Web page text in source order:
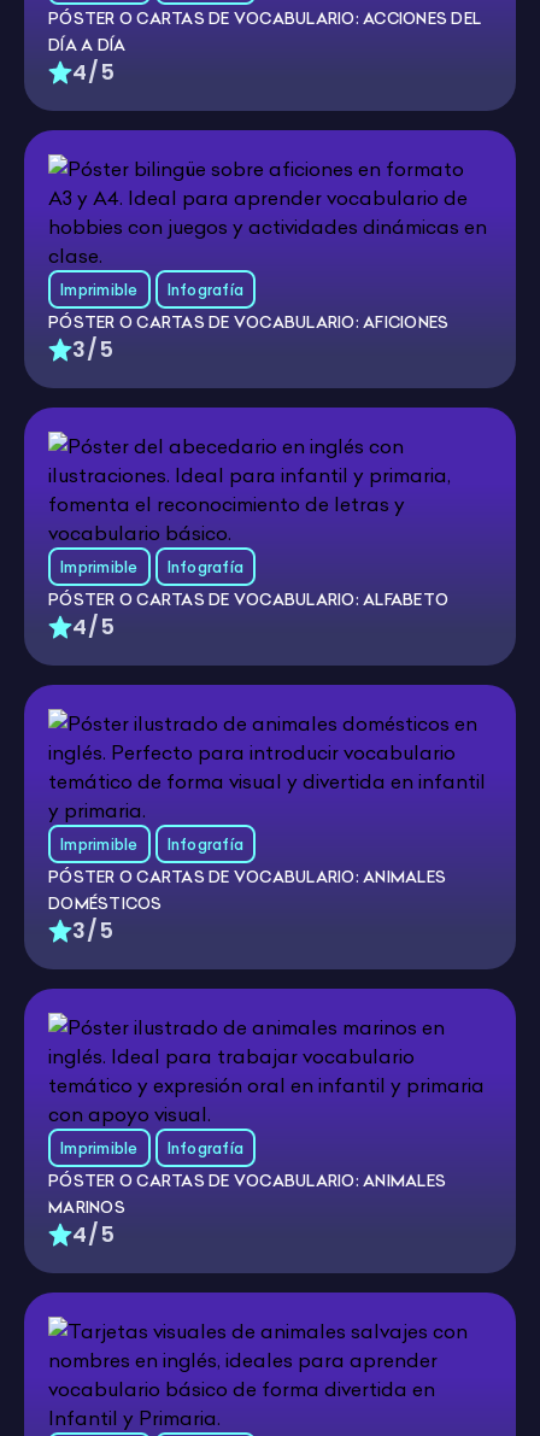
PÓSTER O CARTAS DE VOCABULARIO: ACCIONES DEL
DÍA A DÍA
4/5
Imprimible
Infografía
PÓSTER O CARTAS DE VOCABULARIO: AFICIONES
3/5
Imprimible
Infografía
PÓSTER O CARTAS DE VOCABULARIO: ALFABETO
4/5
Imprimible
Infografía
PÓSTER O CARTAS DE VOCABULARIO: ANIMALES
DOMÉSTICOS
3/5
Imprimible
Infografía
PÓSTER O CARTAS DE VOCABULARIO: ANIMALES
MARINOS
4/5